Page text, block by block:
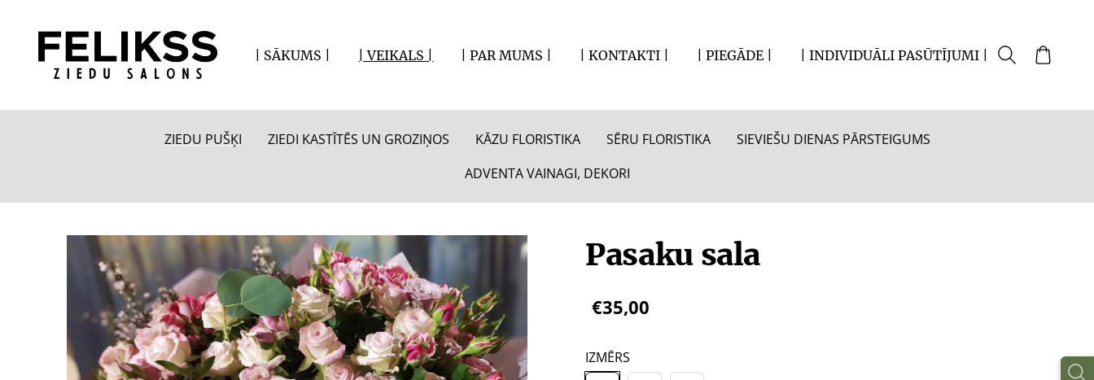
| SĀKUMS | | VEIKALS | | PAR MUMS | | KONTAKTI | | PIEGĀDE | | INDIVIDUĀLI PASŪTĪJUMI |
ZIEDU PUŠĶI ZIEDI KASTĪTĒS UN GROZIŅOS KĀZU FLORISTIKA SĒRU FLORISTIKA
SIEVIEŠU DIENAS PĀRSTEIGUMS
ADVENTA VAINAGI, DEKORI
Pasaku sala
€35,00
IZMĒRS